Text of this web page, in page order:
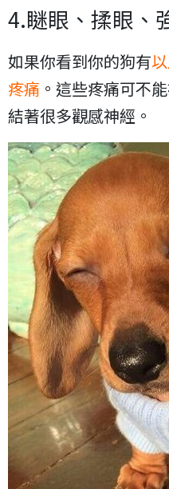
4.瞇眼、揉眼、
如果你看到你的狗有
疼痛 。這些疼痛可不
結著很多觀感神經。